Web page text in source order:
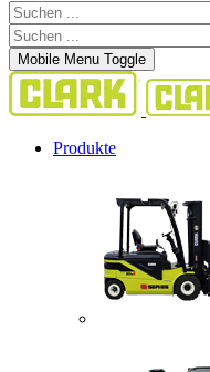
Mobile Menu Toggle
Produkte